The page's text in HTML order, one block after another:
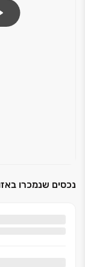
נכסים שנמכרו